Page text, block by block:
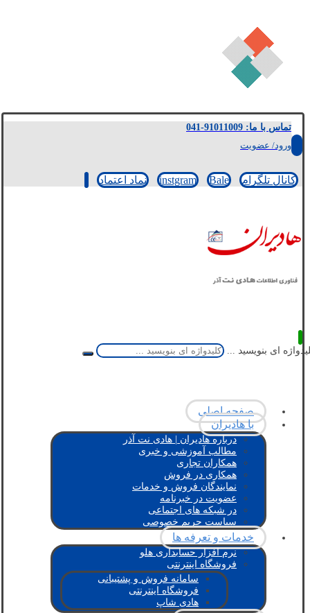
تماس با ما: 91011009-041
ورود/ عضویت
کانال تلگرام instgram Bale نماد اعتماد
ای بنویسید ...
صفحه اصلی
با هادیران
درباره هادیران | هادی نت آذر
مطالب آموزشی و خبری
همکاران تجاری
همکاری در فروش
نمایندگان فروش و خدمات
عضویت در خبرنامه
در شبکه های اجتماعی
سیاست حریم خصوصی
خدمات و تعرفه ها
نرم افزار حسابداری هلو
فروشگاه اینترنتی
سامانه فروش و پشتیبانی
فروشگاه اینترنتی
هادی شاپ